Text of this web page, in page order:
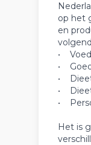
op het
en
•
•
•
•
•
Het is